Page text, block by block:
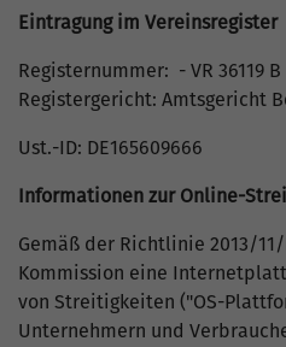
Eintragung im Vereinsregister
Registernummer: - VR 36119 B
Registergericht: Amtsgericht
Ust.-ID: DE165609666
Informationen zur Online-
Gemäß der Richtlinie 2013/
Kommission eine
von Streitigkeiten ("OS-
Unternehmern und